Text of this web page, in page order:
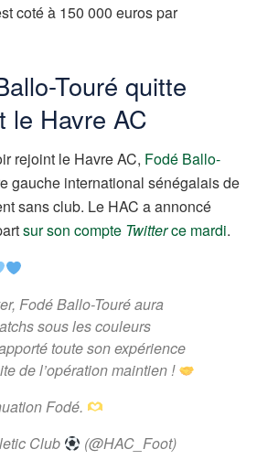
coté à 150 000 euros par
Touré quitte
le Havre AC
rejoint le Havre AC, Fodé Ballo-
gauche international sénégalais de
sans club. Le HAC a annoncé
sur son compte Twitterce mardi.
Fodé Ballo-Touré aura
sous les couleurs
toute son expérience
de l’opération maintien !
Fodé.
Club
(@HAC_Foot)